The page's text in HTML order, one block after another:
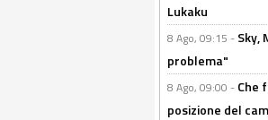
Lukaku
8 Ago, 09:15 - Sky,
problema"
8 Ago, 09:00 - Che
posizione del